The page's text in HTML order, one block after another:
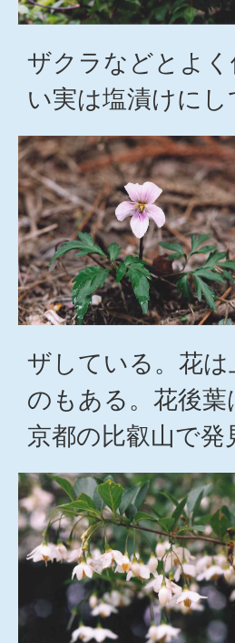
ザクラなどとよ
い実は塩漬けにし
ザしている。花
のもある。花後
京都の比叡山で